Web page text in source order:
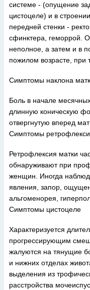
системе - (опущение
цистоцеле) и в
передней стенки -
сфинктера, геморрой.
неполное, а затем и в
пожилом возрасте, при
Симптомы наклона
Боль в начале
длинную коническую
отвергнутую вперед
Симптомы
Ретрофлексия матки
обнаруживают при
женщин. Иногда
явления, запор,
альгоменорея,
Симптомы цистоцеле
Характеризуется
прогрессирующим
жалуются на тянущие
и нижних отделах
выделения из
расстройства